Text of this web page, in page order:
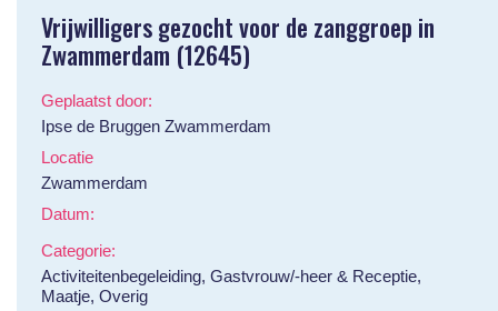
Vrijwilligers gezocht voor de zanggroep in
Zwammerdam (12645)
Geplaatst door:
Ipse de Bruggen Zwammerdam
Locatie
Zwammerdam
Datum:
Categorie:
Activiteitenbegeleiding, Gastvrouw/-heer & Receptie,
Maatje, Overig